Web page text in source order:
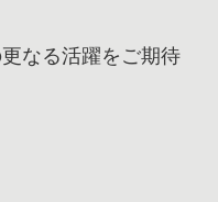
なる活躍をご期待